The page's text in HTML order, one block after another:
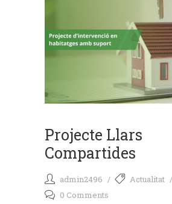
Projecte Llars
Compartides
admin2496
Actualitat
0 Comments